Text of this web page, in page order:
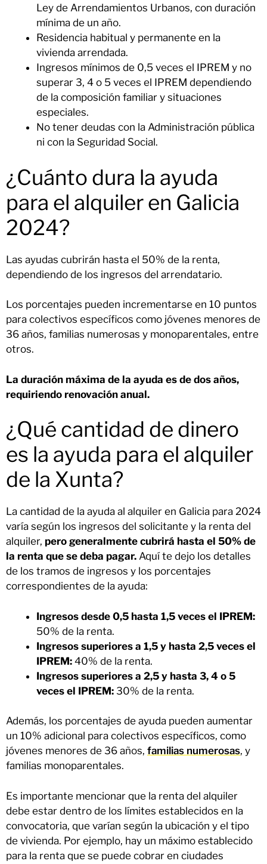
Ley de Arrendamientos Urbanos, con duración
mínima de un año.
Residencia habitual y permanente en la
vivienda arrendada.
Ingresos mínimos de 0,5 veces el IPREM y no
superar 3, 4 o 5 veces el IPREM dependiendo
de la composición familiar y situaciones
especiales.
No tener deudas con la Administración pública
ni con la Seguridad Social.
¿Cuánto dura la ayuda
para el alquiler en Galicia
2024?
Las ayudas cubrirán hasta el 50% de la renta,
dependiendo de los ingresos del arrendatario.
Los porcentajes pueden incrementarse en 10 puntos
para colectivos específicos como jóvenes menores de
36 años, familias numerosas y monoparentales, entre
otros.
La duración máxima de la ayuda es de dos años,
requiriendo renovación anual.
¿Qué cantidad de dinero
es la ayuda para el alquiler
de la Xunta?
La cantidad de la ayuda al alquiler en Galicia para 2024
varía según los ingresos del solicitante y la renta del
alquiler, pero generalmente cubrirá hasta el 50% de
la renta que se deba pagar. Aquí te dejo los detalles
de los tramos de ingresos y los porcentajes
correspondientes de la ayuda:
Ingresos desde 0,5 hasta 1,5 veces el IPREM:
50% de la renta.
Ingresos superiores a 1,5 y hasta 2,5 veces el
IPREM: 40% de la renta.
Ingresos superiores a 2,5 y hasta 3, 4 o 5
veces el IPREM: 30% de la renta.
Además, los porcentajes de ayuda pueden aumentar
un 10% adicional para colectivos específicos, como
jóvenes menores de 36 años, familias numerosas, y
familias monoparentales.
Es importante mencionar que la renta del alquiler
debe estar dentro de los límites establecidos en la
convocatoria, que varían según la ubicación y el tipo
de vivienda. Por ejemplo, hay un máximo establecido
para la renta que se puede cobrar en ciudades